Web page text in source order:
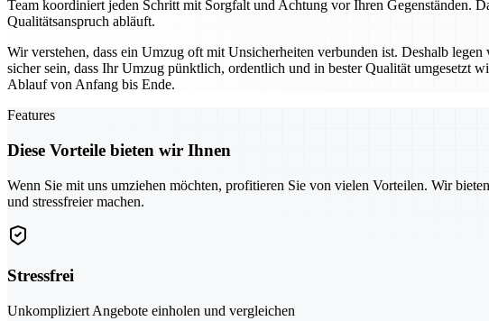
Team koordiniert jeden Schritt mit Sorgfalt und Achtung vor Ihren Gegenständen.
Qualitätsanspruch abläuft.
Wir verstehen, dass ein Umzug oft mit Unsicherheiten verbunden ist. Deshalb
sicher sein, dass Ihr Umzug pünktlich, ordentlich und in bester Qualität umgesetzt
Ablauf von Anfang bis Ende.
Features
Diese Vorteile bieten wir Ihnen
Wenn Sie mit uns umziehen möchten, profitieren Sie von vielen Vorteilen. Wir
und stressfreier machen.
Stressfrei
Unkompliziert Angebote einholen und vergleichen